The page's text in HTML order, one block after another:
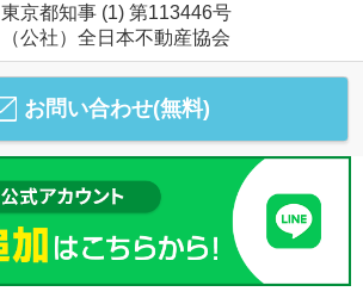
東京都知事 (1) 第113446号
（公社）全日本不動産協会
お問い合わせ(無料)